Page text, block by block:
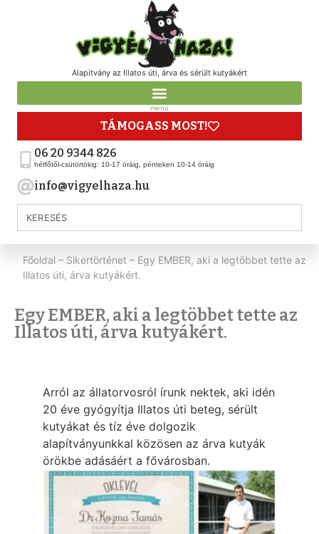
Alapítvány az Illatos úti, árva és sérült kutyákért
menü
TÁMOGASS MOST!
06 20 9344 826
hétfőtől-csütörtökig: 10-17 óráig, pénteken 10-14 óráig
info@vigyelhaza.hu
Főoldal – Sikertörténet – Egy EMBER, aki a legtöbbet tette az
Illatos úti, árva kutyákért.
Egy EMBER, aki a legtöbbet tette az
Illatos úti, árva kutyákért.
Arról az állatorvosról írunk nektek, aki idén
20 éve gyógyítja Illatos úti beteg, sérült
kutyákat és tíz éve dolgozik
alapítványunkkal közösen az árva kutyák
örökbe adásáért a fővárosban.